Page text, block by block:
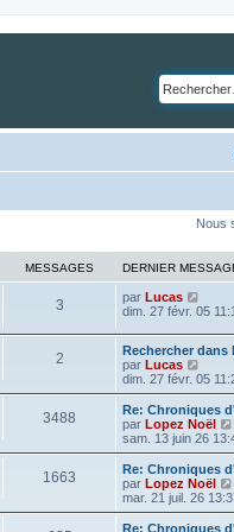
Nous
MESSAGES DERNIER
3 par Lucas
o
s
u
t
e
r
l
e
d
e
r
n
i
e
dim. 27 févr. 05
2
Rechercher
par Lucas
o
n
s
u
l
r
l
e
dim. 27 févr. 05
3488
Re: Chroniques
par Lopez Noël
sam. 13 juin 26
1663
Re: Chroniques
par Lopez Noël
mar. 21 juil. 26
Re: Chroniques